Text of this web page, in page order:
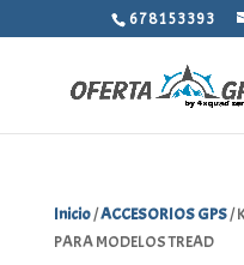
678153393
Inicio/ACCESORIOS GPS/
PARA MODELOS TREAD